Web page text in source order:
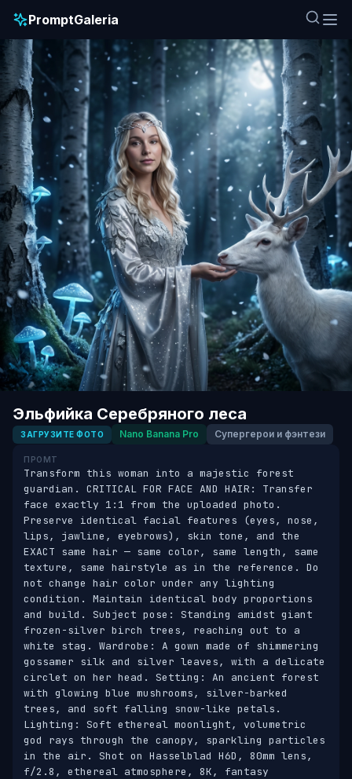
PromptGaleria
Эльфийка Серебряного леса
ЗАГРУЗИТЕ ФОТО Nano Banana Pro Супергерои и фэнтези
ПРОМТ
Transform this woman into a majestic forest
guardian. CRITICAL FOR FACE AND HAIR: Transfer
face exactly 1:1 from the uploaded photo.
Preserve identical facial features (eyes, nose,
lips, jawline, eyebrows), skin tone, and the
EXACT same hair — same color, same length, same
texture, same hairstyle as in the reference. Do
not change hair color under any lighting
condition. Maintain identical body proportions
and build. Subject pose: Standing amidst giant
frozen-silver birch trees, reaching out to a
white stag. Wardrobe: A gown made of shimmering
gossamer silk and silver leaves, with a delicate
circlet on her head. Setting: An ancient forest
with glowing blue mushrooms, silver-barked
trees, and soft falling snow-like petals.
Lighting: Soft ethereal moonlight, volumetric
god rays through the canopy, sparkling particles
in the air. Shot on Hasselblad H6D, 80mm lens,
f/2.8, ethereal atmosphere, 8K, fantasy